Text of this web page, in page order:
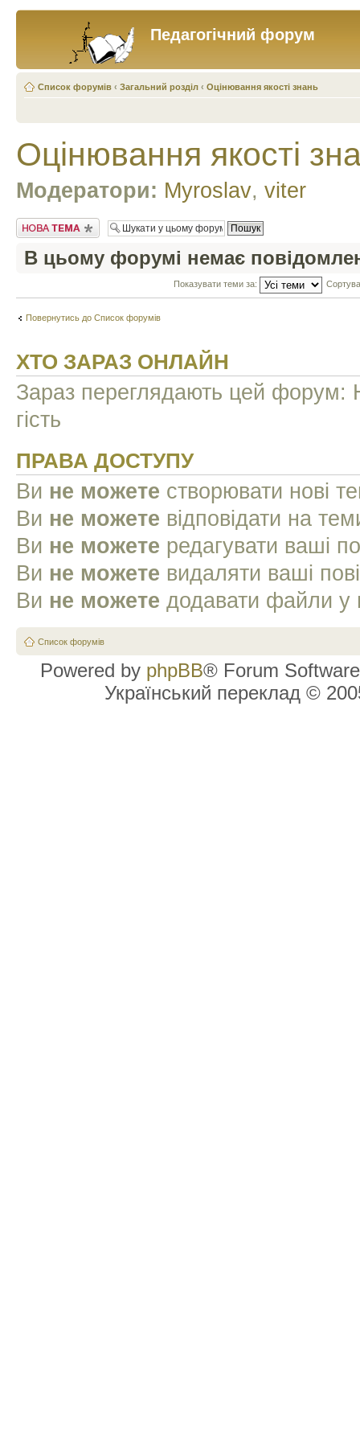
Педагогічний форум
Список форумів ‹ Загальний розділ ‹ Оцінювання якості знань
Оцінювання якості
Модератори: Myroslav, viter
Створити нову тему
В цьому форумі немає
Показувати теми за:
Повернутись до Список форумів
ХТО ЗАРАЗ ОНЛАЙН
Зараз переглядають цей форум:
гість
ПРАВА ДОСТУПУ
Ви не можете створювати нові
Ви не можете відповідати на
Ви не можете редагувати ваші
Ви не можете видаляти ваші
Ви не можете додавати файли у
Список форумів
Powered by phpBB® Forum
Український переклад ©